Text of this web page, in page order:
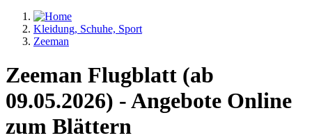
Kleidung, Schuhe, Sport
Zeeman
Zeeman Flugblatt (ab
09.05.2026) - Angebote Online
zum Blättern